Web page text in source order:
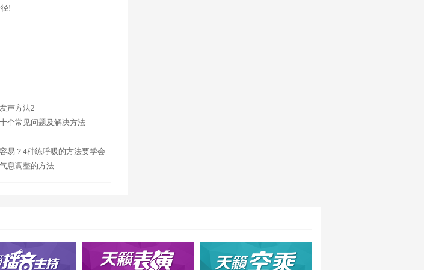
!
声方法2
个常见问题及解决方法
易？4种练呼吸的方法要学会
息调整的方法